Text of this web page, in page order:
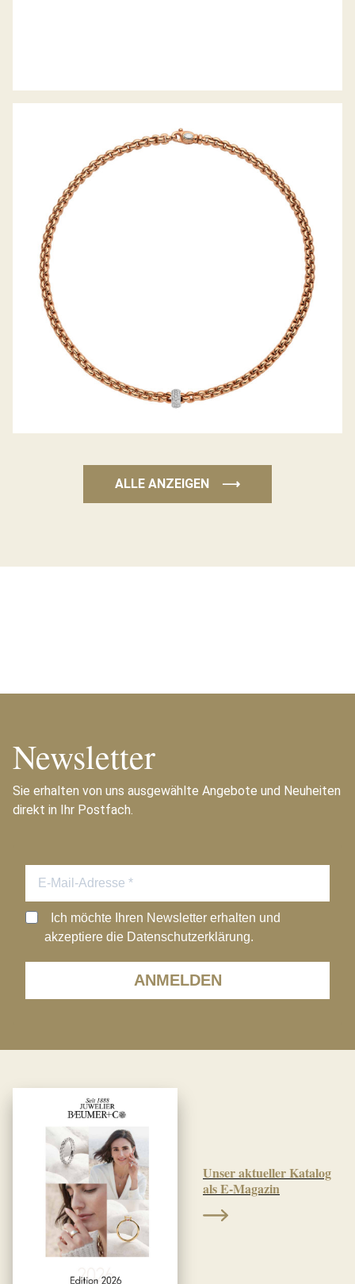
ALLE ANZEIGEN ⟶
Newsletter
Sie erhalten von uns ausgewählte Angebote und Neuheiten
direkt in Ihr Postfach.
ANMELDEN
Ich möchte Ihren Newsletter erhalten und
akzeptiere die Datenschutzerklärung.
Unser aktueller Katalog
als E-Magazin